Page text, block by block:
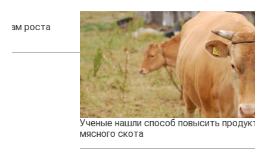
Ученые нашли способ повысить продуктивность